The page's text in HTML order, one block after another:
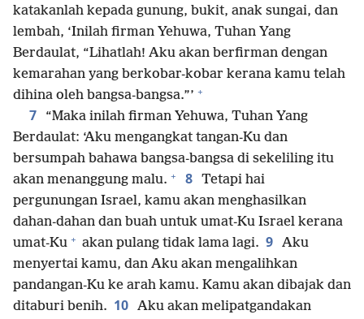
katakanlah kepada gunung, bukit, anak sungai, dan
lembah, ‘Inilah firman Yehuwa, Tuhan Yang
Berdaulat, “Lihatlah! Aku akan berfirman dengan
kemarahan yang berkobar-kobar kerana kamu telah
dihina oleh bangsa-bangsa.”’ +
7
“Maka inilah firman Yehuwa, Tuhan Yang
Berdaulat: ‘Aku mengangkat tangan-Ku dan
bersumpah bahawa bangsa-bangsa di sekeliling itu
akan menanggung malu. + 8 Tetapi hai
pergunungan Israel, kamu akan menghasilkan
dahan-dahan dan buah untuk umat-Ku Israel kerana
umat-Ku + akan pulang tidak lama lagi. 9 Aku
menyertai kamu, dan Aku akan mengalihkan
pandangan-Ku ke arah kamu. Kamu akan dibajak dan
ditaburi benih. 10 Aku akan melipatgandakan